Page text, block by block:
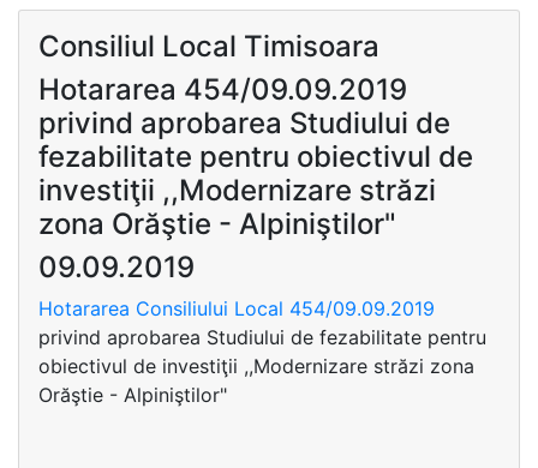
Consiliul Local Timisoara
Hotararea 454/09.09.2019
privind aprobarea Studiului de
fezabilitate pentru obiectivul de
investiţii ,,Modernizare străzi
zona Orăştie - Alpiniştilor"
09.09.2019
Hotararea Consiliului Local 454/09.09.2019
privind aprobarea Studiului de fezabilitate pentru
obiectivul de investiţii ,,Modernizare străzi zona
Orăştie - Alpiniştilor"